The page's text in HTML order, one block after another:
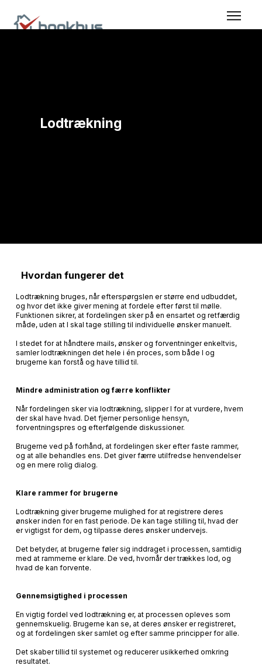
Lodtrækning
Hvordan fungerer det
Lodtrækning bruges, når efterspørgslen er større end udbuddet,
og hvor det ikke giver mening at fordele efter først til mølle.
Funktionen sikrer, at fordelingen sker på en ensartet og retfærdig
måde, uden at I skal tage stilling til individuelle ønsker manuelt.
I stedet for at håndtere mails, ønsker og forventninger enkeltvis,
samler lodtrækningen det hele i én proces, som både I og
brugerne kan forstå og have tillid til.
Mindre administration og færre konflikter
Når fordelingen sker via lodtrækning, slipper I for at vurdere, hvem
der skal have hvad. Det fjerner personlige hensyn,
forventningspres og efterfølgende diskussioner.
Brugerne ved på forhånd, at fordelingen sker efter faste rammer,
og at alle behandles ens. Det giver færre utilfredse henvendelser
og en mere rolig dialog.
Klare rammer for brugerne
Lodtrækning giver brugerne mulighed for at registrere deres
ønsker inden for en fast periode. De kan tage stilling til, hvad der
er vigtigst for dem, og tilpasse deres ønsker undervejs.
Det betyder, at brugerne føler sig inddraget i processen, samtidig
med at rammerne er klare. De ved, hvornår der trækkes lod, og
hvad de kan forvente.
Gennemsigtighed i processen
En vigtig fordel ved lodtrækning er, at processen opleves som
gennemskuelig. Brugerne kan se, at deres ønsker er registreret,
og at fordelingen sker samlet og efter samme principper for alle.
Det skaber tillid til systemet og reducerer usikkerhed omkring
resultatet.